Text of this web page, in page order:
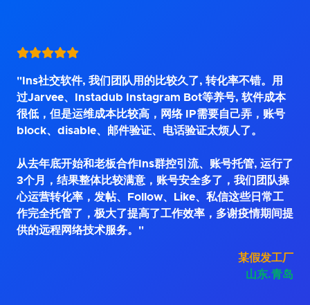
"Ins社交软件, 我们团队用的比较久了, 转化率不错。用
过Jarvee、Instadub Instagram Bot等养号, 软件成本
很低，但是运维成本比较高，网络 IP需要自己弄，账号
block、disable、邮件验证、电话验证太烦人了。
从去年底开始和老板合作Ins群控引流、账号托管, 运行了
3个月，结果整体比较满意，账号安全多了，我们团队操
心运营转化率，发帖、Follow、Like、私信这些日常工
作完全托管了，极大了提高了工作效率，多谢疫情期间提
供的远程网络技术服务。"
某假发工厂
山东.青岛